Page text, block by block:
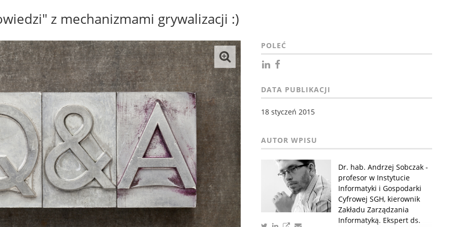
z mechanizmami grywalizacji :)
POLEĆ
DATA PUBLIKACJI
18 styczeń 2015
Dr. hab. Andrzej Sobczak -
profesor w Instytucie
Informatyki i Gospodarki
Cyfrowej SGH, kierownik
Zakładu Zarządzania
Informatyką. Ekspert ds.